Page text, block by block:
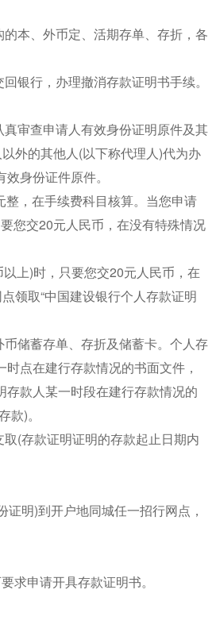
本、外币定、活期存单、存折，各
银行，办理撤消存款证明书手续。
审查申请人有效身份证明原件及其
外的其他人(以下称代理人)代为办
身份证件原件。
，在手续费科目核算。当您申请
您交20元人民币，在没有特殊情况
上)时，只要您交20元人民币，在
领取“中国建设银行个人存款证明
储蓄存单、存折及储蓄卡。个人存
点在建行存款情况的书面文件，
款人某一时段在建行存款情况的
)。
(存款证明证明的存款起止日期内
明)到开户地同城任一招行网点，
求申请开具存款证明书。